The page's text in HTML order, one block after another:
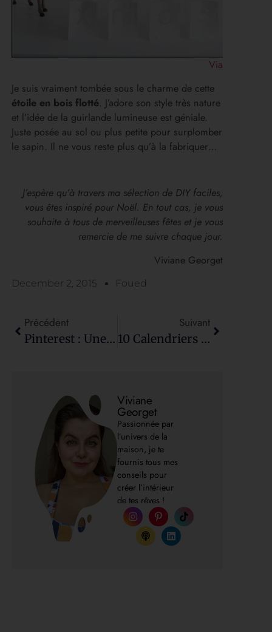
Via
Je suis vraiment tombée sous le charme de cette
étoile en bois flotté. J’adore son style très nature
et l’idée de la guirlande lumineuse est géniale.
Juste posée au sol ou plus petite pour surplomber
le sapin. Il ne vous reste plus qu’à la fabriquer…
J’espère qu’à travers ma sélection de DIY faciles,
vous êtes inspiré pour Noël. En tout cas, je vous
souhaite à tous de merveilleuses fêtes et je vous
remercie de me suivre chaque jour.
Viviane Georget
December 2, 2015 Foued
Précédent
Pinterest : Une Chambre Cocooning Pour L’hiver
Suivant
10 Calendriers De L’Avent À Faire Soi-Même
Viviane
Georget
Passionnée par
l’univers de la
maison, je te
fournis tous mes
conseils pour
créer l’intérieur
de tes rêves !